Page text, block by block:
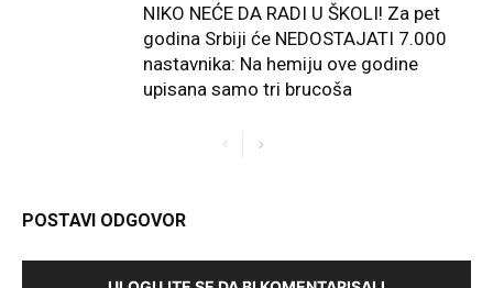
NIKO NEĆE DA RADI U ŠKOLI! Za pet
godina Srbiji će NEDOSTAJATI 7.000
nastavnika: Na hemiju ove godine
upisana samo tri brucoša
POSTAVI ODGOVOR